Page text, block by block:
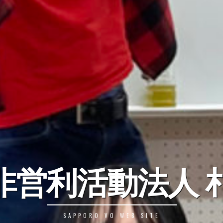
営利活動法人
SAPPORO VO WEB SITE